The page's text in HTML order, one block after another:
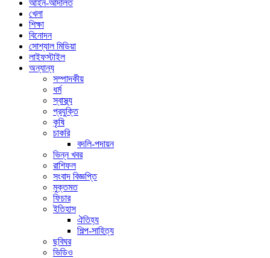
আইন-আদালত
খেলা
শিক্ষা
বিনোদন
সোশ্যাল মিডিয়া
লাইফস্টাইল
অন্যান্য
সম্পাদকীয়
ধর্ম
স্বাস্থ্য
প্রযুক্তি
কৃষি
চাকরি
বদলি-পদায়ন
ভিন্ন খবর
রাশিফল
সংবাদ বিজ্ঞপ্তি
মুক্তমত
ফিচার
ইতিহাস
ঐতিহ্য
শিল্প-সাহিত্য
ছবিঘর
ভিডিও